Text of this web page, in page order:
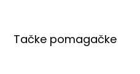
Tačke pomagačke